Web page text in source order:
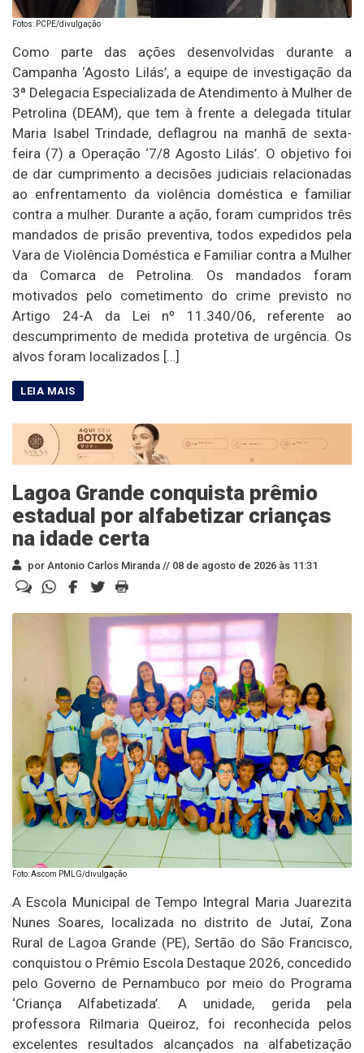
Fotos: PCPE/divulgação
Como parte das ações desenvolvidas durante a
Campanha ‘Agosto Lilás’, a equipe de investigação da
3ª Delegacia Especializada de Atendimento à Mulher de
Petrolina (DEAM), que tem à frente a delegada titular
Maria Isabel Trindade, deflagrou na manhã de sexta-
feira (7) a Operação ‘7/8 Agosto Lilás’. O objetivo foi
de dar cumprimento a decisões judiciais relacionadas
ao enfrentamento da violência doméstica e familiar
contra a mulher. Durante a ação, foram cumpridos três
mandados de prisão preventiva, todos expedidos pela
Vara de Violência Doméstica e Familiar contra a Mulher
da Comarca de Petrolina. Os mandados foram
motivados pelo cometimento do crime previsto no
Artigo 24-A da Lei nº 11.340/06, referente ao
descumprimento de medida protetiva de urgência. Os
alvos foram localizados […]
Lagoa Grande conquista prêmio
estadual por alfabetizar crianças
na idade certa
por Antonio Carlos Miranda // 08 de agosto de 2026 às 11:31
Foto: Ascom PMLG/divulgação
A Escola Municipal de Tempo Integral Maria Juarezita
Nunes Soares, localizada no distrito de Jutaí, Zona
Rural de Lagoa Grande (PE), Sertão do São Francisco,
conquistou o Prêmio Escola Destaque 2026, concedido
pelo Governo de Pernambuco por meio do Programa
‘Criança Alfabetizada’. A unidade, gerida pela
professora Rilmaria Queiroz, foi reconhecida pelos
excelentes resultados alcançados na alfabetização